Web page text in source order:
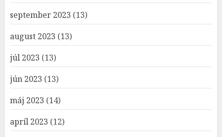
september 2023 (13)
august 2023 (13)
júl 2023 (13)
jún 2023 (13)
máj 2023 (14)
apríl 2023 (12)